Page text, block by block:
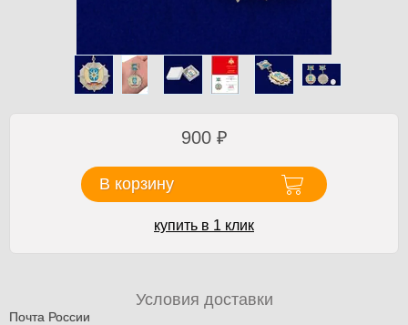
900 ₽
В корзину
купить в 1 клик
Условия доставки
Почта России